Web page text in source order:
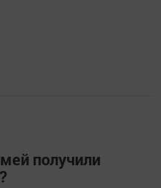
получили